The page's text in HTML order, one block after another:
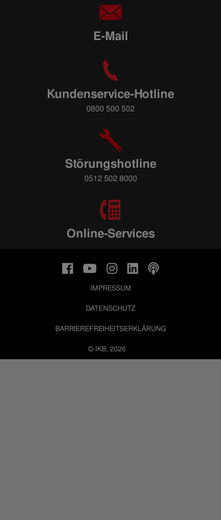
E-Mail
Kundenservice-Hotline
0800 500 502
Störungshotline
0512 502 8000
Online-Services
© IKB, 2026
IMPRESSUM
DATENSCHUTZ
BARRIEREFREIHEITSERKLÄRUNG